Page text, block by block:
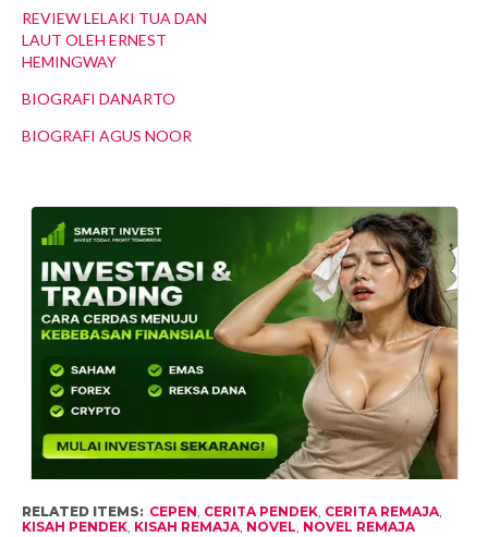
REVIEW LELAKI TUA DAN
LAUT OLEH ERNEST
HEMINGWAY
BIOGRAFI DANARTO
BIOGRAFI AGUS NOOR
RELATED ITEMS: CEPEN, CERITA PENDEK, CERITA REMAJA,
KISAH PENDEK, KISAH REMAJA, NOVEL, NOVEL REMAJA